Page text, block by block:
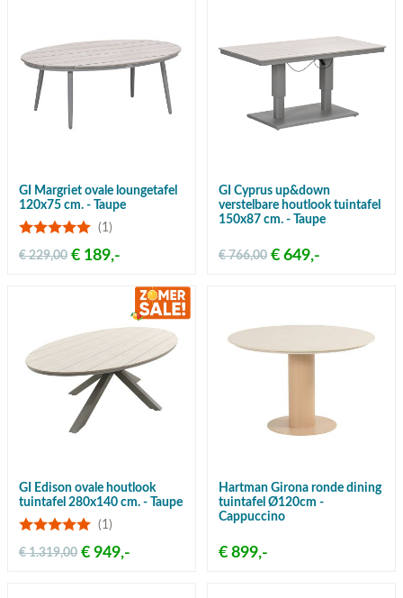
GI Margriet ovale loungetafel
120x75 cm. - Taupe
(1)
€ 189,-
€ 229,00
GI Cyprus up&down
verstelbare houtlook tuintafel
150x87 cm. - Taupe
€ 649,-
€ 766,00
GI Edison ovale houtlook
tuintafel 280x140 cm. - Taupe
(1)
€ 949,-
€ 1.319,00
Hartman Girona ronde dining
tuintafel Ø120cm -
Cappuccino
€ 899,-